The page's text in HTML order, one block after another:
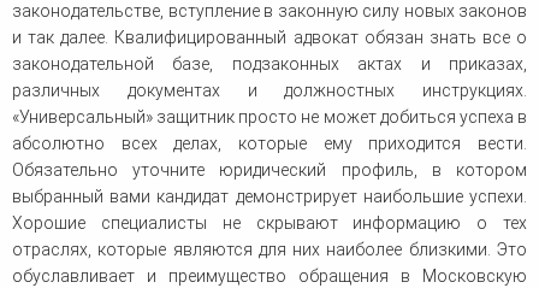
законодательстве, вступление в законную силу новых законов
и так далее. Квалифицированный адвокат обязан знать все о
законодательной базе, подзаконных актах и приказах,
различных документах и должностных инструкциях.
«Универсальный» защитник просто не может добиться успеха в
абсолютно всех делах, которые ему приходится вести.
Обязательно уточните юридический профиль, в котором
выбранный вами кандидат демонстрирует наибольшие успехи.
Хорошие специалисты не скрывают информацию о тех
отраслях, которые являются для них наиболее близкими. Это
обуславливает и преимущество обращения в Московскую